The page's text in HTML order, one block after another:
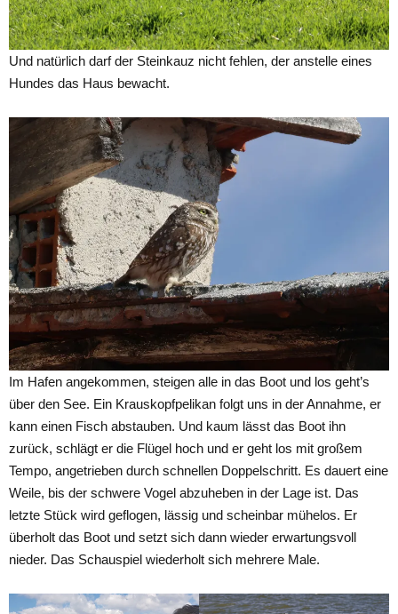
Und natürlich darf der Steinkauz nicht fehlen, der anstelle eines
Hundes das Haus bewacht.
Im Hafen angekommen, steigen alle in das Boot und los geht’s
über den See. Ein Krauskopfpelikan folgt uns in der Annahme, er
kann einen Fisch abstauben. Und kaum lässt das Boot ihn
zurück, schlägt er die Flügel hoch und er geht los mit großem
Tempo, angetrieben durch schnellen Doppelschritt. Es dauert eine
Weile, bis der schwere Vogel abzuheben in der Lage ist. Das
letzte Stück wird geflogen, lässig und scheinbar mühelos. Er
überholt das Boot und setzt sich dann wieder erwartungsvoll
nieder. Das Schauspiel wiederholt sich mehrere Male.